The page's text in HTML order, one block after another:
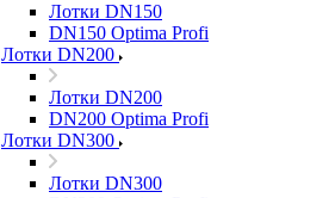
Лотки DN150
DN150 Optima Profi
Лотки DN200
Лотки DN200
DN200 Optima Profi
Лотки DN300
Лотки DN300